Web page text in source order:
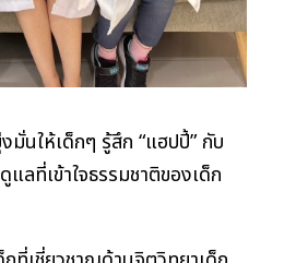
นให้เด็กๆ รู้สึก “แฮปปี้” กับ
ลที่เข้าใจธรรมชาติของเด็ก